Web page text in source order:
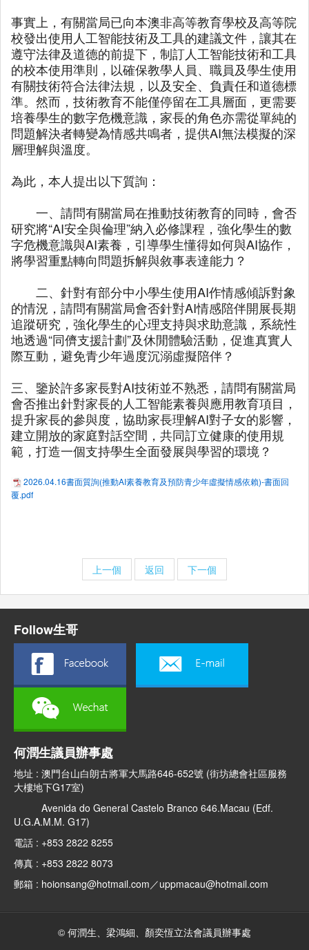
事實上，有關當局已向本澳非高等教育學校及高等院
校發出使用人工智能技術及工具的建議文件，讓其在
遵守法律及道德的前提下，制訂人工智能技術和工具
的校本使用準則，以確保教學人員、職員及學生使用
有關技術符合法律法規，以及安全、負責任和道德標
準。然而，技術教育不能僅停留在工具層面，更需要
培養學生的數字危機意識，家長的角色亦需從單純的
問題解決者轉變為情感共鳴者，提供AI無法模擬的深
層理解與溫度。
為此，本人提出以下質詢：
一、請問有關當局在推動技術教育的同時，會否
研究將“AI安全與倫理”納入必修課程，強化學生的數
字危機意識與AI素養，引導學生懂得如何與AI協作，
將學習重點轉向問題拆解與敘事表達能力？
二、針對有部分中小學生使用AI作情感傾訴對象
的情況，請問有關當局會否針對AI情感陪伴開展長期
追蹤研究，強化學生的心理支持與求助意識，系統性
地透過“同儕支援計劃”及休閒體驗活動，促進真實人
際互動，避免青少年過度沉溺虛擬陪伴？
三、鑒於許多家長對AI技術並不熟悉，請問有關當局
會否推出針對家長的人工智能素養與應用教育項目，
提升家長的參與度，協助家長理解AI對子女的影響，
建立開放的家庭對話空間，共同訂立健康的使用規
範，打造一個支持學生全面發展與學習的環境？
2026.04.16書面質詢(推動AI素養教育及預防青少年虛擬情感依賴)-書面回
覆.pdf
上一個 返回 下一個
Follow生哥
何潤生議員辦事處
地址 : 澳門台山白朗古將軍大馬路646-652號 (街坊總會社區服務
大樓地下G17室)
Avenida do General Castelo Branco 646.Macau (Edf.
U.G.A.M.M. G17)
電話 : +853 2822 8255
傳真 : +853 2822 8073
郵箱 : hoionsang@hotmail.com／uppmacau@hotmail.com
© 何潤生、梁鴻細、顏奕恆立法會議員辦事處